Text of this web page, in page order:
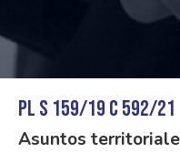
PL S 159/19 C 592/21
Asuntos